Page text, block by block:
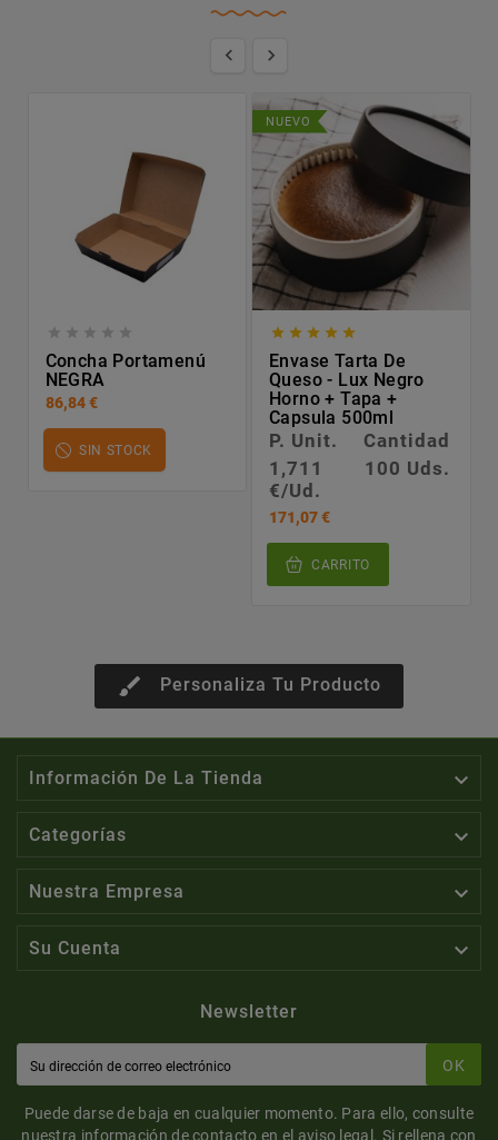
 
    
Concha Portamenú
NEGRA
86,84 €
SIN STOCK
NUEVO
    
Envase Tarta De
Queso - Lux Negro
Horno + Tapa +
Capsula 500ml
P. Unit.
Cantidad
1,711
€/Ud.
100 Uds.
171,07 €
CARRITO
brush Personaliza Tu Producto
Información De La Tienda 
Categorías 
Nuestra Empresa 
Su Cuenta 
Newsletter
OK
Puede darse de baja en cualquier momento. Para ello, consulte
nuestra información de contacto en el aviso legal. Si rellena con